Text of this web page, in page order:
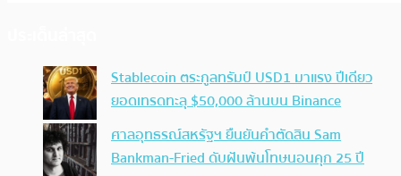
Stablecoin ตระกูลทรัมป์ USD1 มาแรง ปีเดียว
ยอดเทรดทะลุ $50,000 ล้านบน Binance
ศาลอุทธรณ์สหรัฐฯ ยืนยันคำตัดสิน Sam
Bankman-Fried ดับฝันพ้นโทษนอนคุก 25 ปี